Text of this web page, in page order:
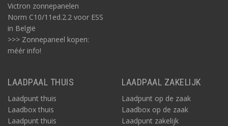
Victron zonnepanelen
Norm C10/11ed.2.2 voor ESS
in België
>>> Zonnepaneel kopen:
méér info!
LAADPAAL THUIS
Laadpunt thuis
Laadbox thuis
Laadpunt thuis
LAADPAAL ZAKELIJK
Laadpunt op de zaak
Laadbox op de zaak
Laadpunt zakelijk